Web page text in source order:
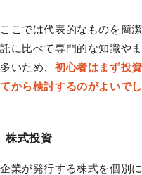
ここでは代表的なものを簡
託に比べて専門的な知識や
多いため、 初心者はまず投
てから検討するのがよいでし
株式投資
企業が発行する株式を個別